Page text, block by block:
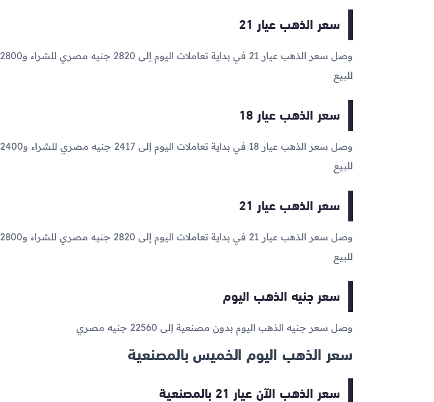
سعر الذهب عيار 21
وصل سعر الذهب عيار 21 في بداية تعاملات اليوم إلى 2820 جنيه مصري للشراء و2800
للبيع
سعر الذهب عيار 18
وصل سعر الذهب عيار 18 في بداية تعاملات اليوم إلى 2417 جنيه مصري للشراء و2400
للبيع
سعر الذهب عيار 21
وصل سعر الذهب عيار 21 في بداية تعاملات اليوم إلى 2820 جنيه مصري للشراء و2800
للبيع
سعر جنيه الذهب اليوم
وصل سعر جنيه الذهب اليوم بدون مصنعية إلى 22560 جنيه مصري
سعر الذهب اليوم الخميس بالمصنعية
سعر الذهب الآن عيار 21 بالمصنعية